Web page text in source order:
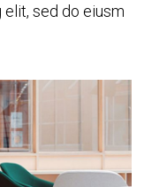
sed do eiusm